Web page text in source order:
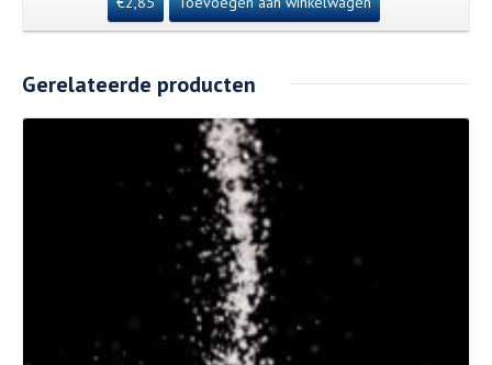
Gerelateerde producten
Details